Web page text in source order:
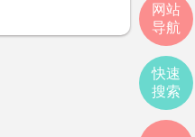
网站
导航
快速
搜索